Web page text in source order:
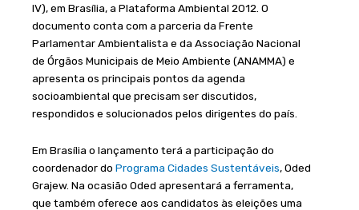
IV), em Brasília, a Plataforma Ambiental 2012. O
documento conta com a parceria da Frente
Parlamentar Ambientalista e da Associação Nacional
de Órgãos Municipais de Meio Ambiente (ANAMMA) e
apresenta os principais pontos da agenda
socioambiental que precisam ser discutidos,
respondidos e solucionados pelos dirigentes do país.
Em Brasília o lançamento terá a participação do
coordenador do Programa Cidades Sustentáveis, Oded
Grajew. Na ocasião Oded apresentará a ferramenta,
que também oferece aos candidatos às eleições uma